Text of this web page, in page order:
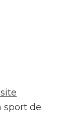
sport de